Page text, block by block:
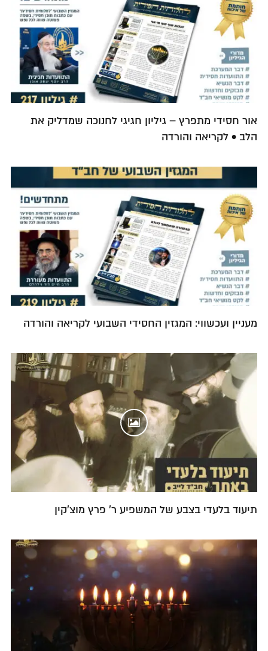
אור חסידי מתפרץ – גיליון חגיגי לחנוכה שמדליק את
הלב • לקריאה והורדה
מעניין ועכשווי: המגזין החסידי השבועי לקריאה והורדה
תיעוד בלעדי בצבע של המשפיע ר' פרץ מוצ'קין